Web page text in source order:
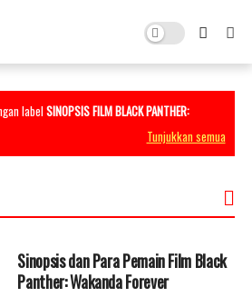
labelSINOPSIS FILM BLACK PANTHER:
Tunjukkan semua
Sinopsis dan Para Pemain Film Black
Panther: Wakanda Forever